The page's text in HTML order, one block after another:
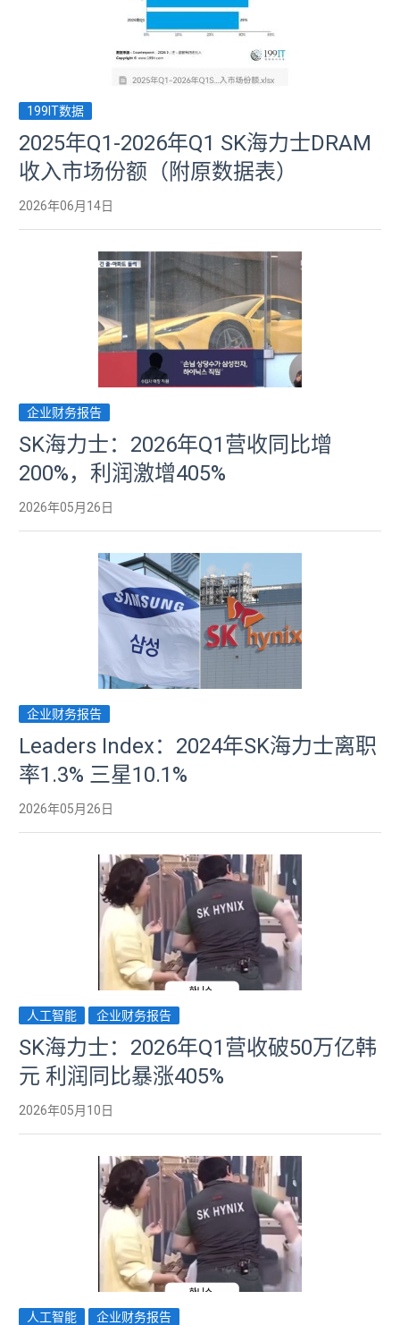
199IT数据
2025年Q1-2026年Q1 SK海力士DRAM
收入市场份额（附原数据表） ​​​
2026年06月14日
企业财务报告
SK海力士：2026年Q1营收同比增
200%，利润激增405%
2026年05月26日
企业财务报告
Leaders Index：2024年SK海力士离职
率1.3% 三星10.1%
2026年05月26日
人工智能 企业财务报告
SK海力士：2026年Q1营收破50万亿韩
元 利润同比暴涨405%
2026年05月10日
人工智能 企业财务报告